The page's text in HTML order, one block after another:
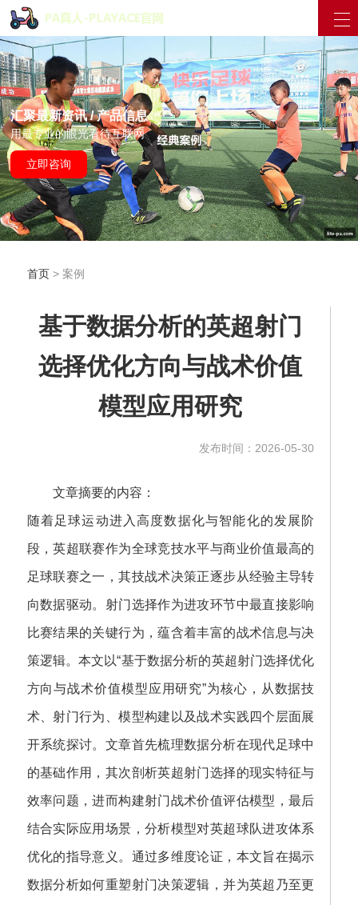
汇聚最新资讯 / 产品信息
用最专业的眼光看待互联网
立即咨询
首页> 案例
基于数据分析的英超射门
选择优化方向与战术价值
模型应用研究
发布时间：2026-05-30
文章摘要的内容：
随着足球运动进入高度数据化与智能化的发展阶
段，英超联赛作为全球竞技水平与商业价值最高的
足球联赛之一，其技战术决策正逐步从经验主导转
向数据驱动。射门选择作为进攻环节中最直接影响
比赛结果的关键行为，蕴含着丰富的战术信息与决
策逻辑。本文以“基于数据分析的英超射门选择优化
方向与战术价值模型应用研究”为核心，从数据技
术、射门行为、模型构建以及战术实践四个层面展
开系统探讨。文章首先梳理数据分析在现代足球中
的基础作用，其次剖析英超射门选择的现实特征与
效率问题，进而构建射门战术价值评估模型，最后
结合实际应用场景，分析模型对英超球队进攻体系
优化的指导意义。通过多维度论证，本文旨在揭示
数据分析如何重塑射门决策逻辑，并为英超乃至更